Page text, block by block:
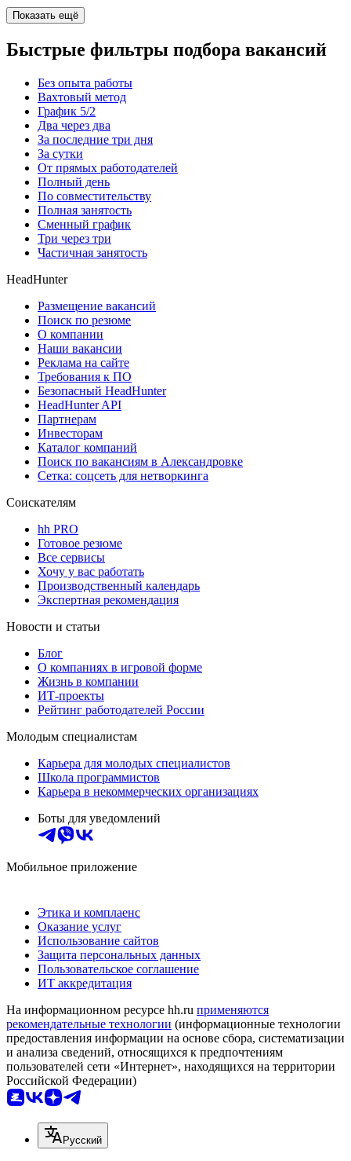
Показать ещё
Быстрые фильтры подбора вакансий
Без опыта работы
Вахтовый метод
График 5/2
Два через два
За последние три дня
За сутки
От прямых работодателей
Полный день
По совместительству
Полная занятость
Сменный график
Три через три
Частичная занятость
HeadHunter
Размещение вакансий
Поиск по резюме
О компании
Наши вакансии
Реклама на сайте
Требования к ПО
Безопасный HeadHunter
HeadHunter API
Партнерам
Инвесторам
Каталог компаний
Поиск по вакансиям в Александровке
Сетка: соцсеть для нетворкинга
Соискателям
hh PRO
Готовое резюме
Все сервисы
Хочу у вас работать
Производственный календарь
Экспертная рекомендация
Новости и статьи
Блог
О компаниях в игровой форме
Жизнь в компании
ИТ-проекты
Рейтинг работодателей России
Молодым специалистам
Карьера для молодых специалистов
Школа программистов
Карьера в некоммерческих организациях
Боты для уведомлений
Мобильное приложение
Этика и комплаенс
Оказание услуг
Использование сайтов
Защита персональных данных
Пользовательское соглашение
ИТ аккредитация
На информационном ресурсе hh.ru применяются
рекомендательные технологии (информационные технологии
предоставления информации на основе сбора, систематизации
и анализа сведений, относящихся к предпочтениям
пользователей сети «Интернет», находящихся на территории
Российской Федерации)
Русский